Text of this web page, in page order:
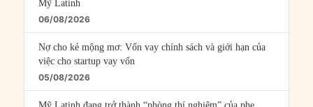
Mỹ Latinh
06/08/2026
Nợ cho kẻ mộng mơ: Vốn vay chính sách và giới hạn của
việc cho startup vay vốn
05/08/2026